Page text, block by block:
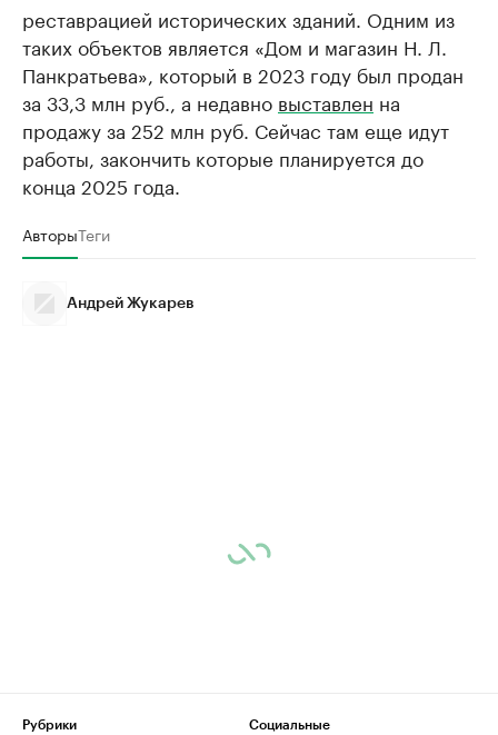
реставрацией исторических зданий. Одним из
таких объектов является «Дом и магазин Н. Л.
Панкратьева», который в 2023 году был продан
за 33,3 млн руб., а недавно выставлен на
продажу за 252 млн руб. Сейчас там еще идут
работы, закончить которые планируется до
конца 2025 года.
АвторыТеги
Андрей Жукарев
Рубрики
Социальные